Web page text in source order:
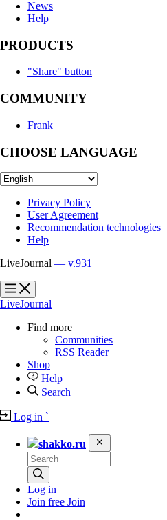
News
Help
PRODUCTS
"Share" button
COMMUNITY
Frank
CHOOSE LANGUAGE
Privacy Policy
User Agreement
Recommendation technologies
Help
LiveJournal — v.931
?
?
LiveJournal
Find more
Communities
RSS Reader
Shop
Help
Search
Log in `
shakko.ru
Log in
Join free Join